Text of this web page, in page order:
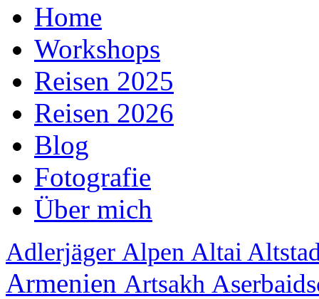
Home
Workshops
Reisen 2025
Reisen 2026
Blog
Fotografie
Über mich
Adlerjäger Alpen Altai
Armenien Artsakh